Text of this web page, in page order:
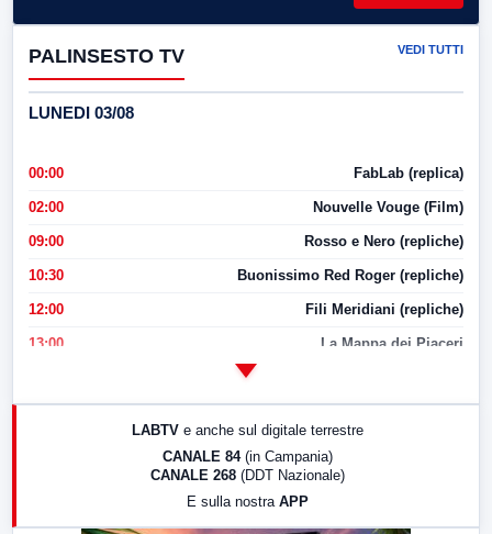
PALINSESTO TV VEDI TUTTI
LUNEDI 03/08
00:00 FabLab (replica)
02:00 Nouvelle Vouge (Film)
09:00 Rosso e Nero (repliche)
10:30 Buonissimo Red Roger (repliche)
12:00 Fili Meridiani (repliche)
13:00 La Mappa dei Piaceri
LABTV e anche sul digitale terrestre
CANALE 84 (in Campania)
CANALE 268 (DDT Nazionale)
E sulla nostra APP